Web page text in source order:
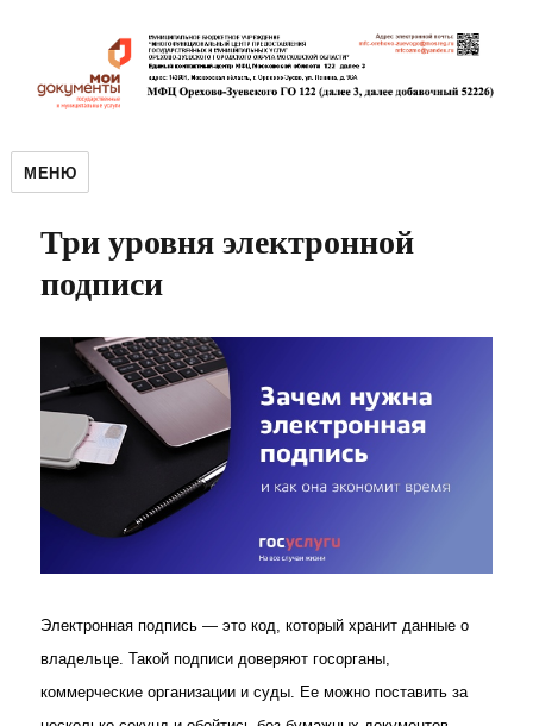
МЕНЮ
Три уровня электронной
подписи
Электронная подпись — это код, который хранит данные о
владельце. Такой подписи доверяют госорганы,
коммерческие организации и суды. Ее можно поставить за